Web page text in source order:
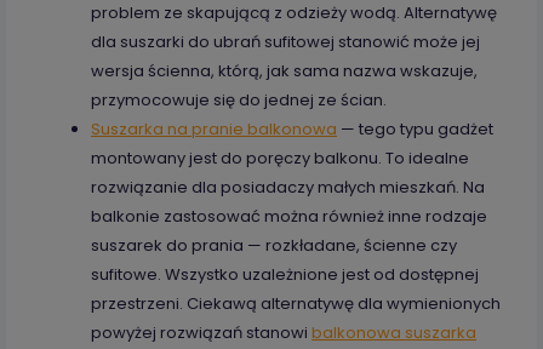
problem ze skapującą z odzieży wodą. Alternatywę
dla suszarki do ubrań sufitowej stanowić może jej
wersja ścienna, którą, jak sama nazwa wskazuje,
przymocowuje się do jednej ze ścian.
Suszarka na pranie balkonowa — tego typu gadżet
montowany jest do poręczy balkonu. To idealne
rozwiązanie dla posiadaczy małych mieszkań. Na
balkonie zastosować można również inne rodzaje
suszarek do prania — rozkładane, ścienne czy
sufitowe. Wszystko uzależnione jest od dostępnej
przestrzeni. Ciekawą alternatywę dla wymienionych
powyżej rozwiązań stanowi balkonowa suszarka